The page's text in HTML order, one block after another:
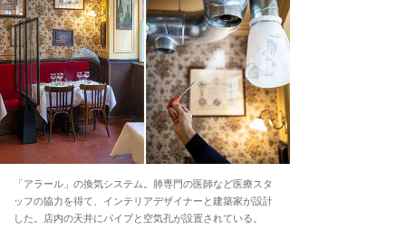
「アラール」の換気システム。肺専門の医師など医療スタ
ッフの協力を得て、インテリアデザイナーと建築家が設計
した。店内の天井にパイプと空気孔が設置されている。